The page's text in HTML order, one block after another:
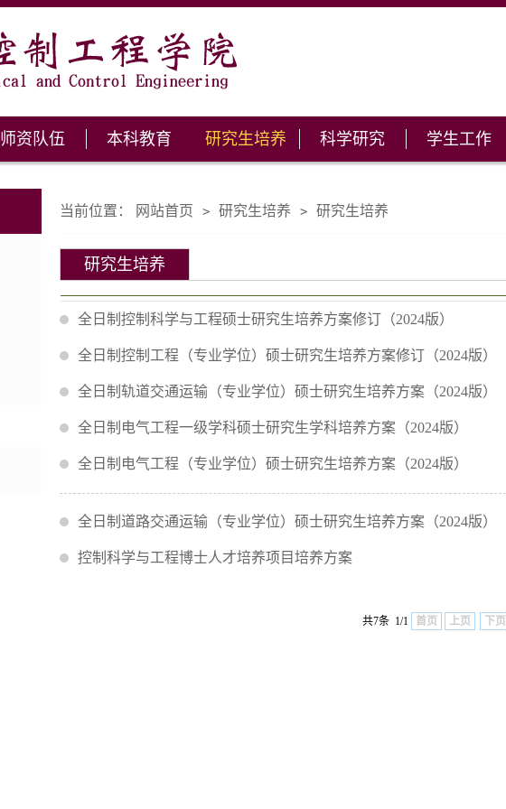
师资队伍 本科教育 研究生培养 科学研究 学生工作
当前位置： 网站首页 > 研究生培养 > 研究生培养
研究生培养
全日制控制科学与工程硕士研究生培养方案修订（2024版）
全日制控制工程（专业学位）硕士研究生培养方案修订（2024版）
全日制轨道交通运输（专业学位）硕士研究生培养方案（2024版）
全日制电气工程一级学科硕士研究生学科培养方案（2024版）
全日制电气工程（专业学位）硕士研究生培养方案（2024版）
全日制道路交通运输（专业学位）硕士研究生培养方案（2024版）
控制科学与工程博士人才培养项目培养方案
共7条 1/1 首页 上页 下页